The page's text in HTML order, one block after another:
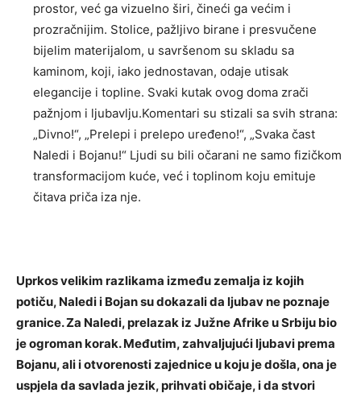
prostor, već ga vizuelno širi, čineći ga većim i
prozračnijim. Stolice, pažljivo birane i presvučene
bijelim materijalom, u savršenom su skladu sa
kaminom, koji, iako jednostavan, odaje utisak
elegancije i topline. Svaki kutak ovog doma zrači
pažnjom i ljubavlju.Komentari su stizali sa svih strana:
„Divno!“, „Prelepi i prelepo uređeno!“, „Svaka čast
Naledi i Bojanu!“ Ljudi su bili očarani ne samo fizičkom
transformacijom kuće, već i toplinom koju emituje
čitava priča iza nje.
Uprkos velikim razlikama između zemalja iz kojih
potiču, Naledi i Bojan su dokazali da ljubav ne poznaje
granice. Za Naledi, prelazak iz Južne Afrike u Srbiju bio
je ogroman korak. Međutim, zahvaljujući ljubavi prema
Bojanu, ali i otvorenosti zajednice u koju je došla, ona je
uspjela da savlada jezik, prihvati običaje, i da stvori